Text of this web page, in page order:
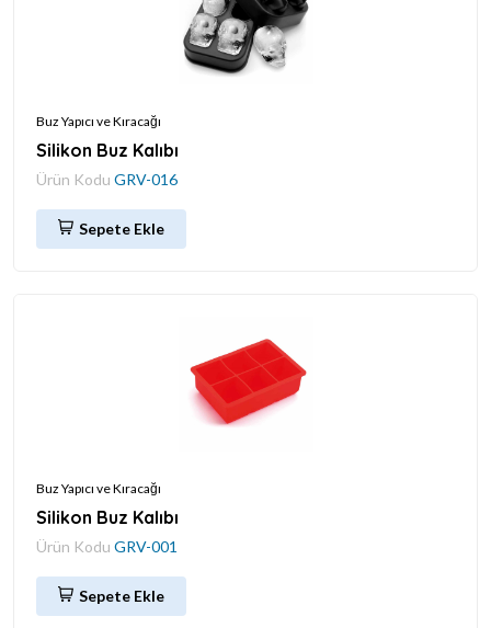
Buz Yapıcı ve Kıracağı
Silikon Buz Kalıbı
Ürün Kodu GRV-016
Sepete Ekle
Buz Yapıcı ve Kıracağı
Silikon Buz Kalıbı
Ürün Kodu GRV-001
Sepete Ekle